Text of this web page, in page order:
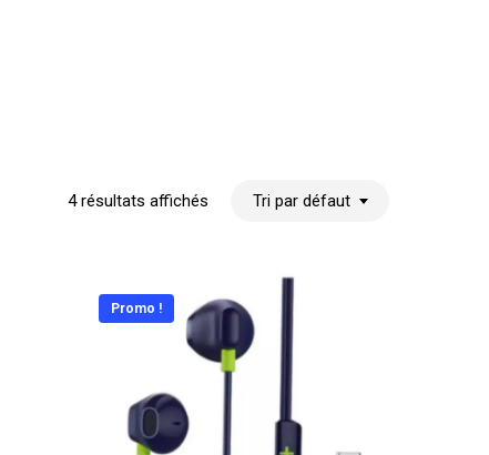
4 résultats affichés Tri par défaut
Promo !